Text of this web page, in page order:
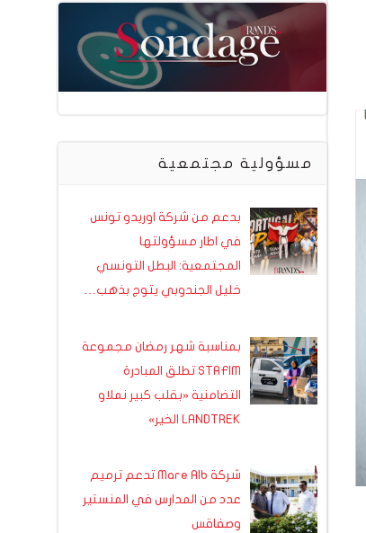
مسؤولية مجتمعية
بدعم من شركة اوريدو تونس
في اطار مسؤولتها
المجتمعية: البطل التونسي
خليل الجندوبي يتوج بذهب…
بمناسبة شهر رمضان مجموعة
STAFIM تطلق المبادرة
التضامنية «بقلب كبير نملاو
LANDTREK الخير»
شركة Mare Alb تدعم ترميم
عدد من المدارس في المنستير
وصفاقس